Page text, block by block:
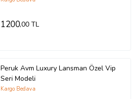
1200,00 TL
Peruk Avm Luxury Lansman Özel Vip
Seri Modeli
Kargo Bedava